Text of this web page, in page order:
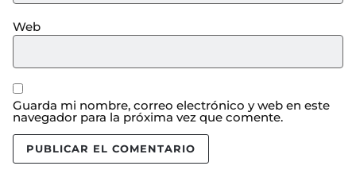
Web
Guarda mi nombre, correo electrónico y web en este
navegador para la próxima vez que comente.